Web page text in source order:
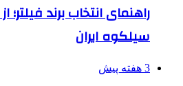
راهنمای انتخاب برند فیلتر؛
سیلکوه ایران
3 هفته پیش